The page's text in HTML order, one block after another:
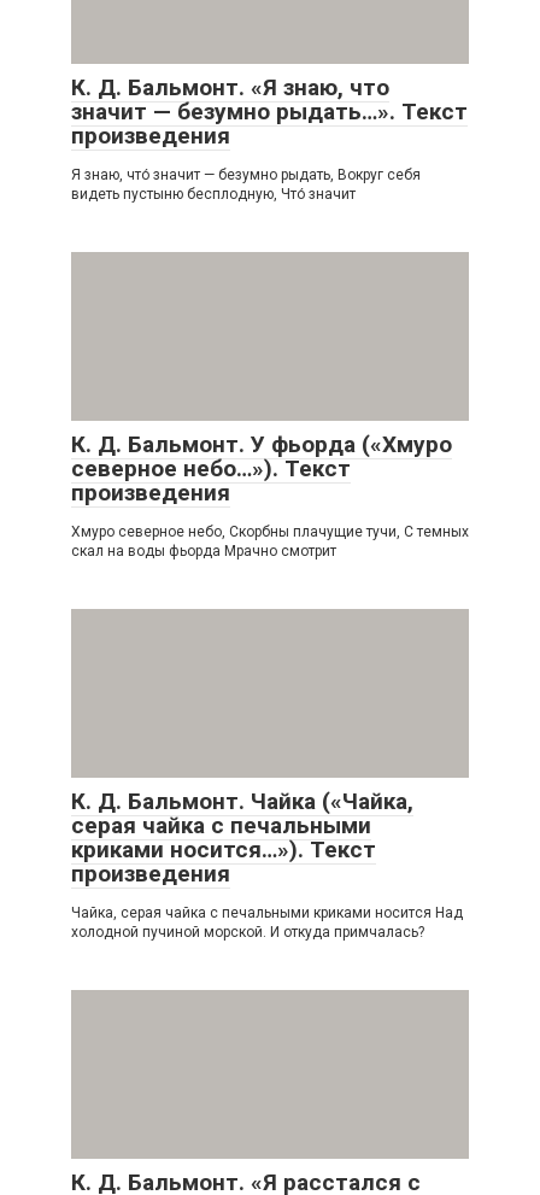
К. Д. Бальмонт. «Я знаю, что
значит — безумно рыдать…». Текст
произведения
Я знаю, что́ значит — безумно рыдать, Вокруг себя
видеть пустыню бесплодную, Что́ значит
К. Д. Бальмонт. У фьорда («Хмуро
северное небо…»). Текст
произведения
Хмуро северное небо, Скорбны плачущие тучи, С темных
скал на воды фьорда Мрачно смотрит
К. Д. Бальмонт. Чайка («Чайка,
серая чайка с печальными
криками носится…»). Текст
произведения
Чайка, серая чайка с печальными криками носится Над
холодной пучиной морской. И откуда примчалась?
К. Д. Бальмонт. «Я расстался с